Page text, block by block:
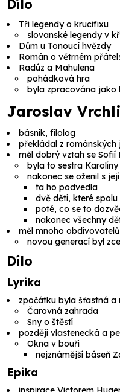
Dílo
Tři legendy o krucifixu
slovanské legendy v
Dům u Tonoucí hvězdy
Román o větrném
Radúz a Mahulena
pohádková hra
byla zpracována jako
Jaroslav
básník, filolog
překládal z románských
měl dobrý vztah se Sofií
byla to sestra Karolíny
nakonec se oženil s
ta ho podvedla
dvě děti, které
poté, co se to
nakonec všechny
měl mnoho
novou generací byl
Dílo
Lyrika
zpočátku byla šťastná a
Čarovná zahrada
Sny o štěstí
později vlastenecká a
Okna v bouři
nejznámější báseň
Epika